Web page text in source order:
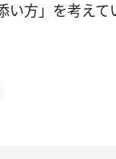
い方」を考えて